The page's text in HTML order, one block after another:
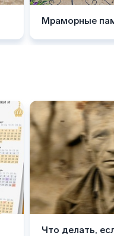
Мраморные
Что делать,